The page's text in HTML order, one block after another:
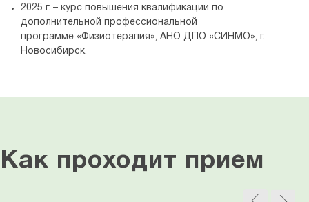
2025 г. – курс повышения квалификации по
дополнительной профессиональной
программе «Физиотерапия», АНО ДПО «СИНМО», г.
Новосибирск.
Как проходит прием